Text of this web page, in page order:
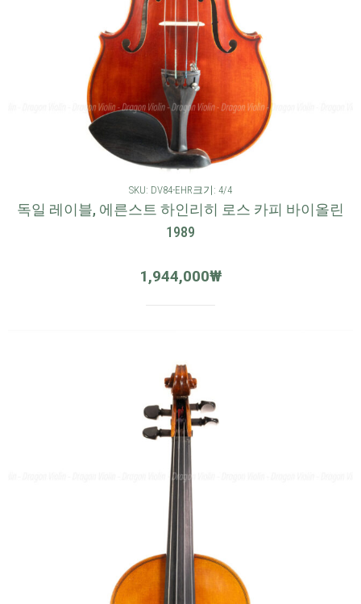
SKU: DV84-EHR크기: 4/4
독일 레이블, 에른스트 하인리히 로스 카피 바이올린
1989
1,944,000₩